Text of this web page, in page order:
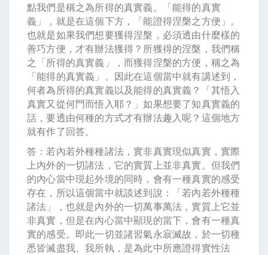
點我們是稱之為所得的真實義。「能得的真實
義」，就是在這個下方，「能證得涅槃之方便」。
也就是如果我們想要獲得涅槃，必須透由什麼樣的
善巧方便，才有辦法獲得？所獲得的涅槃，我們稱
之「所得的真實義」，而獲得涅槃的方便，稱之為
「能得的真實義」。因此在這個當中就有講述到，
何者為所得的真實義以及能得的真實義？「其悟入
真實又從何門而悟入耶？」如果想要了知真實義的
話，要透由何種的方式才有辦法趣入呢？這個地方
就有作了回答。
答：若內若外種種諸法，實非真實現似真實，實際
上內外的一切諸法，它的實質上並非真實。但我們
的內心當中現起外境的同時，會有一種真實的感受
存在，所以這個當中就談述到說：「若內若外種種
諸法」，也就是內外的一切萬事萬法，實質上它並
非真實，但是在內心當中顯現的當下，會有一種真
實的感受。即此一切並諸習氣永寂滅故，於一切種
悉皆滅盡我、我所執，是為此中所應證得實性法